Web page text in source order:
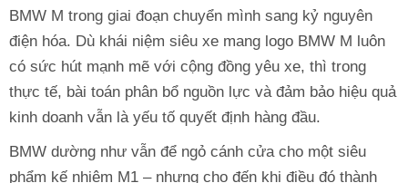
BMW M trong giai đoạn chuyển mình sang kỷ nguyên
điện hóa. Dù khái niệm siêu xe mang logo BMW M luôn
có sức hút mạnh mẽ với cộng đồng yêu xe, thì trong
thực tế, bài toán phân bổ nguồn lực và đảm bảo hiệu quả
kinh doanh vẫn là yếu tố quyết định hàng đầu.
BMW dường như vẫn để ngỏ cánh cửa cho một siêu
phẩm kế nhiệm M1 – nhưng cho đến khi điều đó thành